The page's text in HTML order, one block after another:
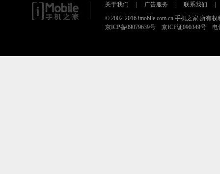
关于我们 广告服务 联系我们
© 2002-2016 imobile.com.cn 手机之家 所有权
京ICP备09079639号 京ICP证090349号 电